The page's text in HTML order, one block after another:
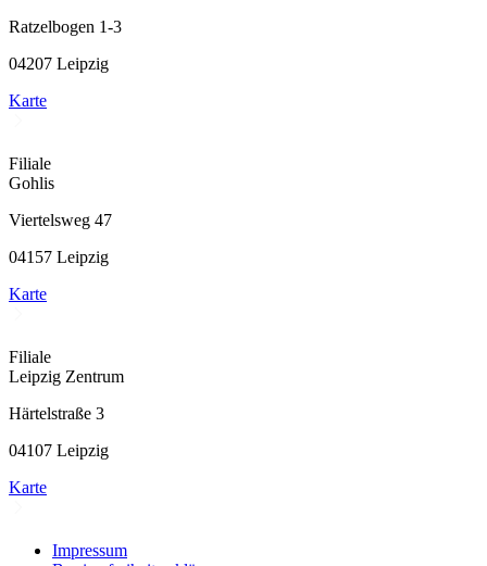
Ratzelbogen 1-3
04207 Leipzig
Karte
Filiale
Gohlis
Viertelsweg 47
04157 Leipzig
Karte
Filiale
Leipzig Zentrum
Härtelstraße 3
04107 Leipzig
Karte
Impressum